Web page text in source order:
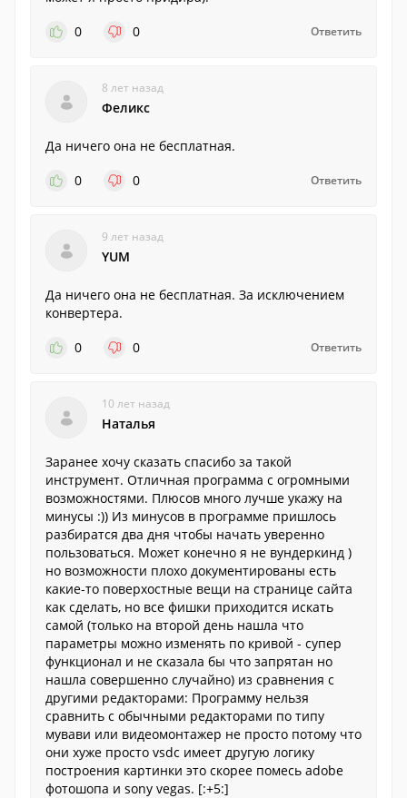
0
0 Ответить
8 лет назад
Феликс
Да ничего она не бесплатная.
0
0 Ответить
9 лет назад
YUM
Да ничего она не бесплатная. За исключением
конвертера.
0
0 Ответить
10 лет назад
Наталья
Заранее хочу сказать спасибо за такой
инструмент. Отличная программа с огромными
возможностями. Плюсов много лучше укажу на
минусы :)) Из минусов в программе пришлось
разбиратся два дня чтобы начать уверенно
пользоваться. Может конечно я не вундеркинд )
но возможности плохо документированы есть
какие-то поверхостные вещи на странице сайта
как сделать, но все фишки приходится искать
самой (только на второй день нашла что
параметры можно изменять по кривой - супер
функционал и не сказала бы что запрятан но
нашла совершенно случайно) из сравнения с
другими редакторами: Программу нельзя
сравнить с обычными редакторами по типу
мувави или видеомонтажер не просто потому что
они хуже просто vsdc имеет другую логику
построения картинки это скорее помесь adobe
фотошопа и sony vegas. [:+5:]